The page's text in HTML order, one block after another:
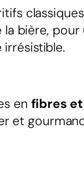
la bière,
en fibres
et